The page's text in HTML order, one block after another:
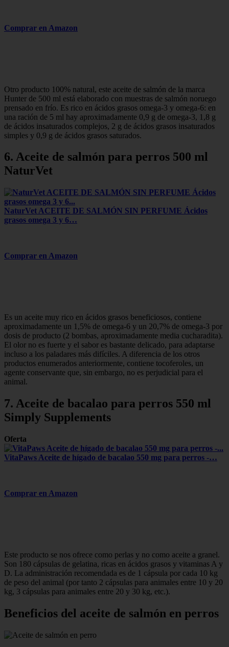
Comprar en Amazon
Otro producto 100% natural, este aceite de salmón de la marca
Hunter de 500 ml está elaborado con muestras de salmón noruego
prensado en frío. Es rico en ácidos grasos omega-3 y omega-6: en
una ración de 5 ml hay aproximadamente 0,9 g de omega-3, 1,8 g
de ácidos insaturados complejos, 2 g de ácidos grasos insaturados
simples y 0,9 g de ácidos grasos saturados.
6. Aceite de salmón para perros 500 ml
NaturVet
NaturVet ACEITE DE SALMÓN SIN PERFUME Ácidos
grasos omega 3 y 6…
Comprar en Amazon
Es un aceite muy rico en ácidos grasos beneficiosos, contiene
aproximadamente un 1,5% de omega-6 y un 20,7% de omega-3 por
dosis de producto (2 bombas, aproximadamente media cucharadita).
El olor no es fuerte y el sabor es bastante delicado, para adaptarse
incluso a los paladares más difíciles. A diferencia de los otros
productos enumerados anteriormente, contiene tocoferoles, un
agente conservante que, sin embargo, no es perjudicial para el
animal.
7. Aceite de bacalao para perros 550 ml
Simply Supplements
Oferta
VitaPaws Aceite de hígado de bacalao 550 mg para perros -…
Comprar en Amazon
Este producto se nos ofrece como perlas y no como aceite a granel.
Son 180 cápsulas de gelatina, ricas en ácidos grasos y vitaminas A y
D. La administración recomendada es de 1 cápsula por cada 10 kg
de peso del animal (por tanto 2 cápsulas para animales entre 10 y 20
kg, 3 cápsulas para animales entre 20 y 30 kg, etc.).
Beneficios del aceite de salmón en perros